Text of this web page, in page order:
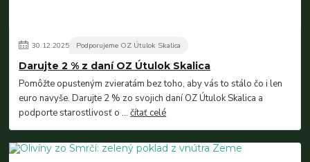
30.12.2025 Podporujeme OZ Útulok Skalica
Darujte 2 % z daní OZ Útulok Skalica
Pomôžte opusteným zvieratám bez toho, aby vás to stálo čo i len
euro navyše. Darujte 2 % zo svojich daní OZ Útulok Skalica a
podporte starostlivosť o ...čítať celé